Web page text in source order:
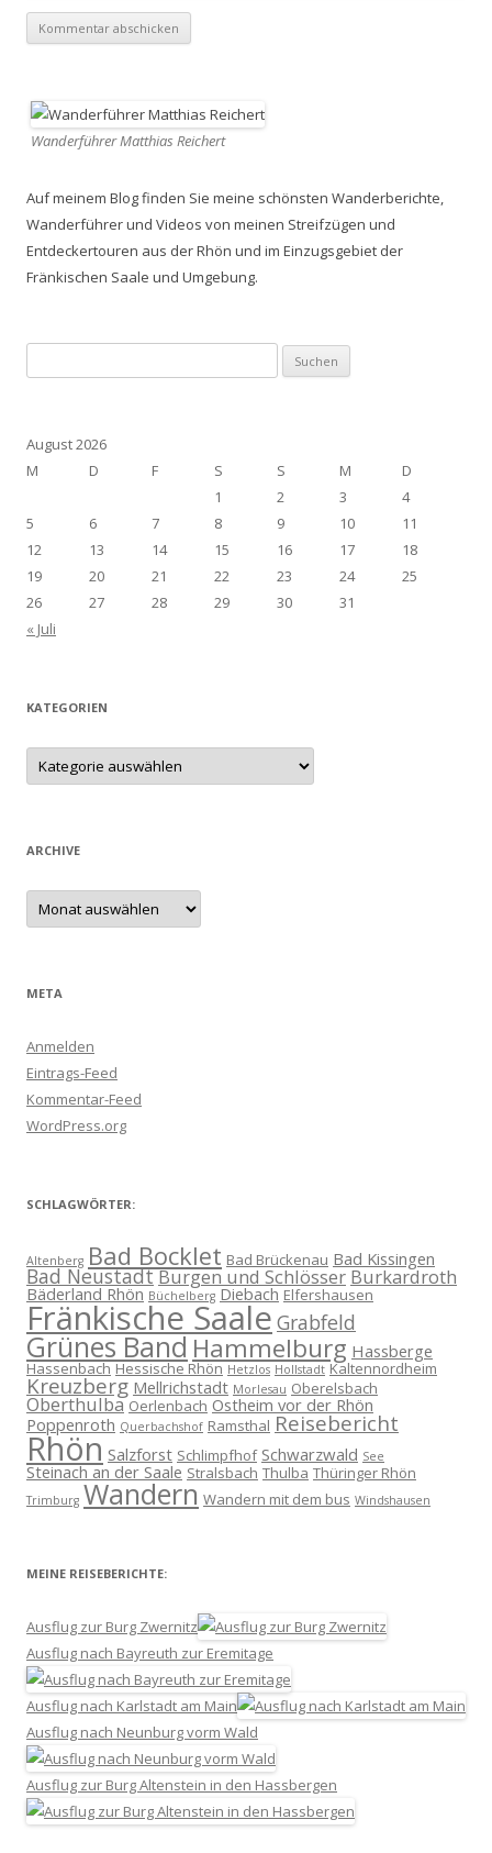
Wanderführer Matthias Reichert
Auf meinem Blog finden Sie meine schönsten Wanderberichte,
Wanderführer und Videos von meinen Streifzügen und
Entdeckertouren aus der Rhön und im Einzugsgebiet der
Fränkischen Saale und Umgebung.
nach:
August 2026
M
D F S S M
D
1
2 3
4
5
6 7 8 9 10
11
12
13 14 15 16 17
18
19
20 21 22 23 24
25
26
27 28 29 30
31
« Juli
KATEGORIEN
Kategorien
ARCHIVE
Archive
META
Anmelden
Eintrags-Feed
Kommentar-Feed
WordPress.org
SCHLAGWÖRTER:
Altenberg Bad Bocklet Bad Brückenau Bad Kissingen
Bad NeustadtBurgen und Schlösser Burkardroth
Bäderland Rhön Büchelberg Diebach Elfershausen
Fränkische Saale Grabfeld
Grünes BandHammelburg Hassberge
Hassenbach Hessische Rhön Hetzlos Hollstadt Kaltennordheim
Kreuzberg Mellrichstadt Morlesau Oberelsbach
Oberthulba Oerlenbach Ostheim vor der Rhön
Poppenroth Querbachshof Ramsthal Reisebericht
Rhön Salzforst Schlimpfhof Schwarzwald See
Steinach an der Saale Stralsbach Thulba Thüringer Rhön
Trimburg Wandern Wandern mit dem bus Windshausen
MEINE REISEBERICHTE:
Ausflug zur Burg Zwernitz
Ausflug nach Bayreuth zur Eremitage
Ausflug nach Karlstadt am Main
Ausflug nach Neunburg vorm Wald
Ausflug zur Burg Altenstein in den Hassbergen